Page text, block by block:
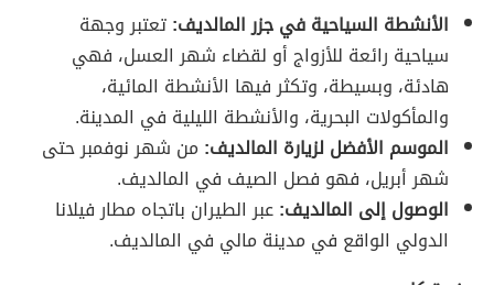
الأنشطة السياحية في جزر المالديف:تعتبر وجهة
سياحية رائعة للأزواج أو لقضاء شهر العسل، فهي
هادئة، وبسيطة، وتكثر فيها الأنشطة المائية،
والمأكولات البحرية، والأنشطة الليلية في المدينة.
الموسم الأفضل لزيارة المالديف: من شهر نوفمبر حتى
شهر أبريل، فهو فصل الصيف في المالديف.
الوصول إلى المالديف:عبر الطيران باتجاه مطار فيلانا
الدولي الواقع في مدينة مالي في المالديف.